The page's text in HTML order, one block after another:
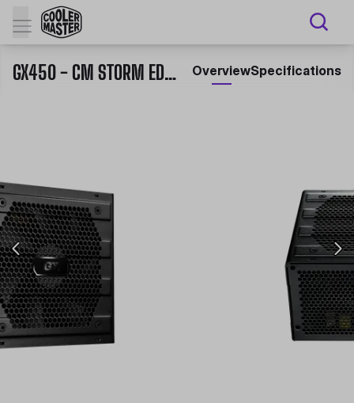
GX450 - CM STORM EDITION OverviewSpecifications